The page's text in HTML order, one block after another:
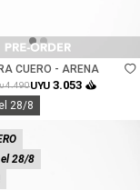
CUERO - ARENA
4.490UYU 3.053
28/8
28/8